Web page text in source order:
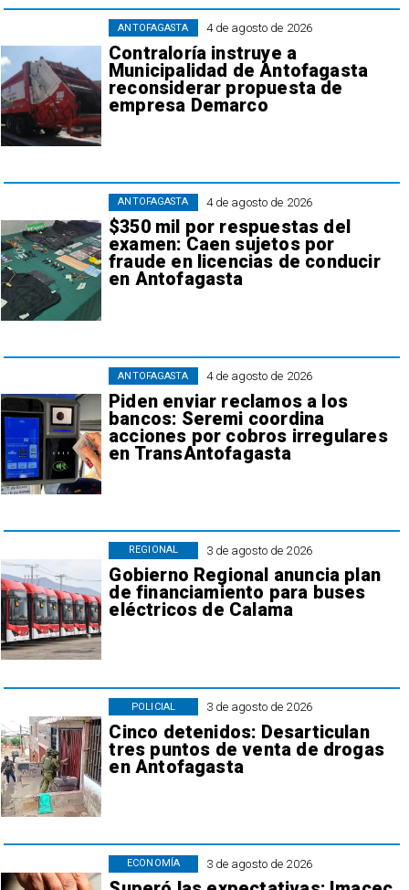
4 de agosto de 2026
Contraloría instruye a
Municipalidad de Antofagasta
reconsiderar propuesta de
empresa Demarco
ANTOFAGASTA
4 de agosto de 2026
$350 mil por respuestas del
examen: Caen sujetos por
fraude en licencias de conducir
en Antofagasta
ANTOFAGASTA
4 de agosto de 2026
Piden enviar reclamos a los
bancos: Seremi coordina
acciones por cobros irregulares
en TransAntofagasta
ANTOFAGASTA
3 de agosto de 2026
Gobierno Regional anuncia plan
de financiamiento para buses
eléctricos de Calama
REGIONAL
3 de agosto de 2026
Cinco detenidos: Desarticulan
tres puntos de venta de drogas
en Antofagasta
POLICIAL
3 de agosto de 2026
ECONOMÍA